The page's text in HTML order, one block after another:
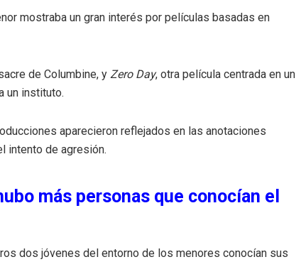
mostraba un gran interés por películas basadas en
de Columbine, y Zero Day, otra película centrada en un
un instituto.
aparecieron reflejados en las anotaciones
intento de agresión.
más personas que conocían el
dos jóvenes del entorno de los menores conocían sus